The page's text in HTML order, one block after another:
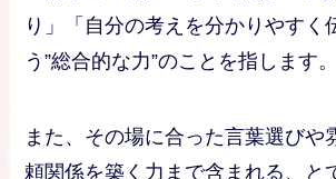
り」「自分の考えを分かりやすく
う”総合的な力”のことを指します。
また、その場に合った言葉選びや
頼関係を築く力まで含まれる、と